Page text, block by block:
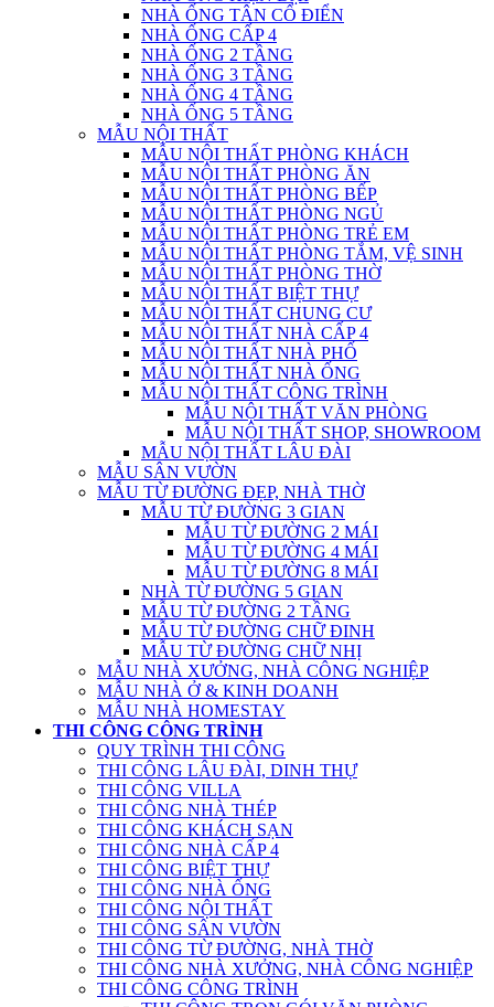
NHÀ ỐNG TÂN CỔ ĐIỂN
NHÀ ỐNG CẤP 4
NHÀ ỐNG 2 TẦNG
NHÀ ỐNG 3 TẦNG
NHÀ ỐNG 4 TẦNG
NHÀ ỐNG 5 TẦNG
MẪU NỘI THẤT
MẪU NỘI THẤT PHÒNG KHÁCH
MẪU NỘI THẤT PHÒNG ĂN
MẪU NỘI THẤT PHÒNG BẾP
MẪU NỘI THẤT PHÒNG NGỦ
MẪU NỘI THẤT PHÒNG TRẺ EM
MẪU NỘI THẤT PHÒNG TẮM, VỆ SINH
MẪU NỘI THẤT PHÒNG THỜ
MẪU NỘI THẤT BIỆT THỰ
MẪU NỘI THẤT CHUNG CƯ
MẪU NỘI THẤT NHÀ CẤP 4
MẪU NỘI THẤT NHÀ PHỐ
MẪU NỘI THẤT NHÀ ỐNG
MẪU NỘI THẤT CÔNG TRÌNH
MẪU NỘI THẤT VĂN PHÒNG
MẪU NỘI THẤT SHOP, SHOWROOM
MẪU NỘI THẤT LÂU ĐÀI
MẪU SÂN VƯỜN
MẪU TỪ ĐƯỜNG ĐẸP, NHÀ THỜ
MẪU TỪ ĐƯỜNG 3 GIAN
MẪU TỪ ĐƯỜNG 2 MÁI
MẪU TỪ ĐƯỜNG 4 MÁI
MẪU TỪ ĐƯỜNG 8 MÁI
NHÀ TỪ ĐƯỜNG 5 GIAN
MẪU TỪ ĐƯỜNG 2 TẦNG
MẪU TỪ ĐƯỜNG CHỮ ĐINH
MẪU TỪ ĐƯỜNG CHỮ NHỊ
MẪU NHÀ XƯỞNG, NHÀ CÔNG NGHIỆP
MẪU NHÀ Ở & KINH DOANH
MẪU NHÀ HOMESTAY
THI CÔNG CÔNG TRÌNH
QUY TRÌNH THI CÔNG
THI CÔNG LÂU ĐÀI, DINH THỰ
THI CÔNG VILLA
THI CÔNG NHÀ THÉP
THI CÔNG KHÁCH SẠN
THI CÔNG NHÀ CẤP 4
THI CÔNG BIỆT THỰ
THI CÔNG NHÀ ỐNG
THI CÔNG NỘI THẤT
THI CÔNG SÂN VƯỜN
THI CÔNG TỪ ĐƯỜNG, NHÀ THỜ
THI CÔNG NHÀ XƯỞNG, NHÀ CÔNG NGHIỆP
THI CÔNG CÔNG TRÌNH